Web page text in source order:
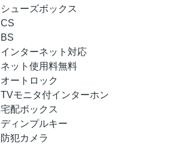
シューズボックス
CS
BS
インターネット対応
ネット使用料無料
オートロック
TVモニタ付インターホン
宅配ボックス
ディンプルキー
防犯カメラ